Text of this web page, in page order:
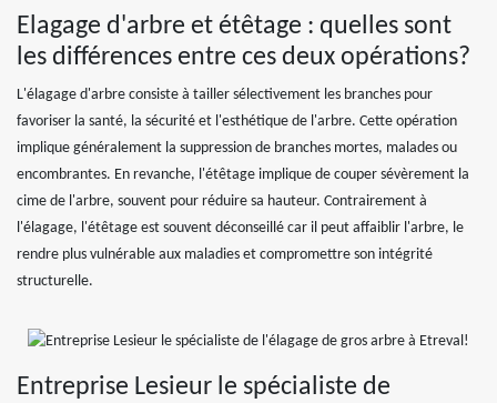
Elagage d'arbre et étêtage : quelles sont
les différences entre ces deux opérations?
L'élagage d'arbre consiste à tailler sélectivement les branches pour
favoriser la santé, la sécurité et l'esthétique de l'arbre. Cette opération
implique généralement la suppression de branches mortes, malades ou
encombrantes. En revanche, l'étêtage implique de couper sévèrement la
cime de l'arbre, souvent pour réduire sa hauteur. Contrairement à
l'élagage, l'étêtage est souvent déconseillé car il peut affaiblir l'arbre, le
rendre plus vulnérable aux maladies et compromettre son intégrité
structurelle.
Entreprise Lesieur le spécialiste de